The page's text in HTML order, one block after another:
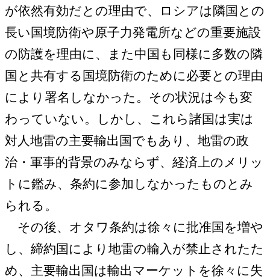
が依然有効だとの理由で、ロシアは隣国との
長い国境防衛や原子力発電所などの重要施設
の防護を理由に、また中国も同様に多数の隣
国と共有する国境防衛のために必要との理由
により署名しなかった。その状況は今も変
わっていない。しかし、これら諸国は実は
対人地雷の主要輸出国でもあり、地雷の政
治・軍事的背景のみならず、経済上のメリッ
トに鑑み、条約に参加しなかったものとみ
られる。
その後、オタワ条約は徐々に批准国を増や
し、締約国により地雷の輸入が禁止されたた
め、主要輸出国は輸出マーケットを徐々に失